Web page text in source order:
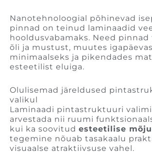
Nanotehnoloogial põhinevad
pinnad on teinud laminaadid
hooldusvabamaks. Need
õli ja mustust, muutes
minimaalseks ja pikendades
esteetilist eluiga.
Olulisemad järeldused
valikul
Laminaadi pintastruktuuri
arvestada nii ruumi
kui ka soovitud esteetilise
tegemine nõuab tasakaalu
visuaalse atraktiivsuse vahel.